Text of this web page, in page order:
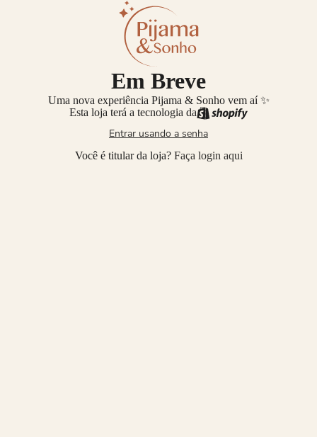
Em Breve
Uma nova experiência Pijama & Sonho vem aí ✨
Esta loja terá a tecnologia da
Entrar usando a senha
Você é titular da loja? Faça login aqui